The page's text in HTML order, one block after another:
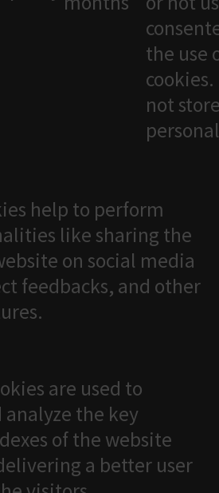
the use
not
help to perform
like sharing the
on social media
feedbacks, and other
are used to
the key
of the website
a better user